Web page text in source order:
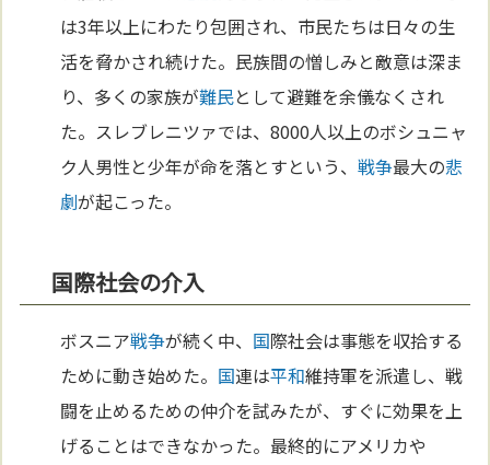
は3年以上にわたり包囲され、市民たちは日々の生
活を脅かされ続けた。民族間の憎しみと敵意は深ま
り、多くの家族が難民として避難を余儀なくされ
た。スレブレニツァでは、8000人以上のボシュニャ
ク人男性と少年が命を落とすという、戦争最大の悲
劇が起こった。
国際社会の介入
ボスニア戦争が続く中、 国際社会は事態を収拾する
ために動き始めた。 国連は平和維持軍を派遣し、戦
闘を止めるための仲介を試みたが、すぐに効果を上
げることはできなかった。最終的にアメリカや